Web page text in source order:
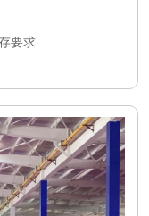
要求